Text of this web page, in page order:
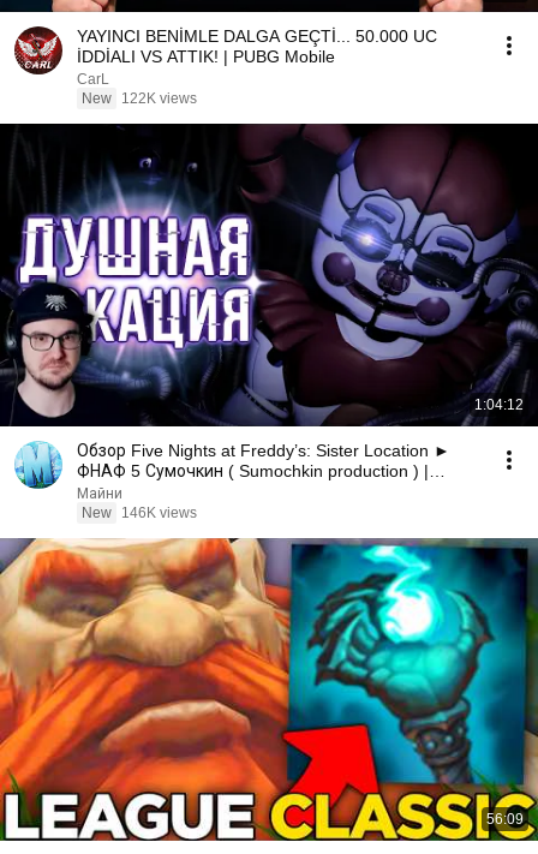
YAYINCI BENİMLE DALGA GEÇTİ... 50.000 UC
İDDİALI VS ATTIK! | PUBG Mobile
CarL
New
122K views
1:04:12
Обзор Five Nights at Freddy’s: Sister Location ►
ФНАФ 5 Сумочкин ( Sumochkin production ) |
Реакция
Майни
New
146K views
56:09